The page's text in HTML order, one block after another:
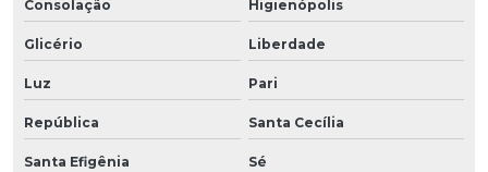
Consolação Higienópolis
Glicério Liberdade
Luz Pari
República Santa Cecília
Santa Efigênia Sé